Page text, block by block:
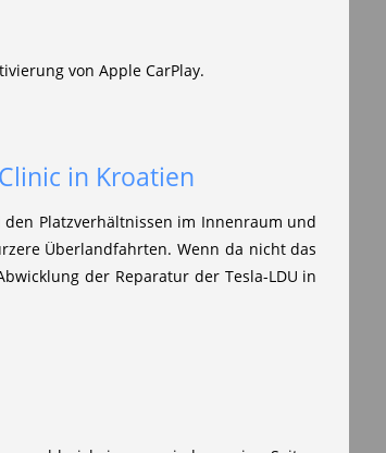
von Apple CarPlay.
in Kroatien
Platzverhältnissen im Innenraum und
Überlandfahrten. Wenn da nicht das
der Reparatur der Tesla-LDU in